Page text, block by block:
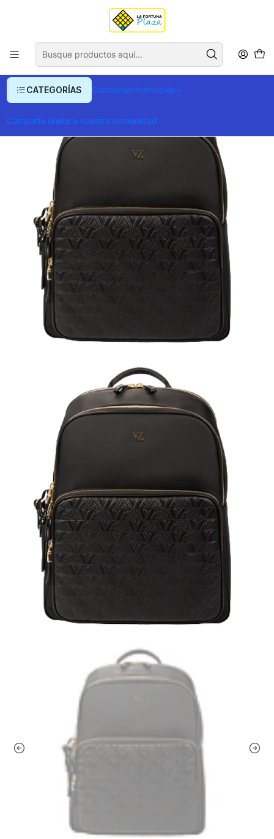
CATEGORÍAS ContactoInformación
Campaña únete a nuestra comunidad
Envío gratis para compras superiores a $ 400.000
Morrales y Portafolios Morrales Morral Velez Femenino